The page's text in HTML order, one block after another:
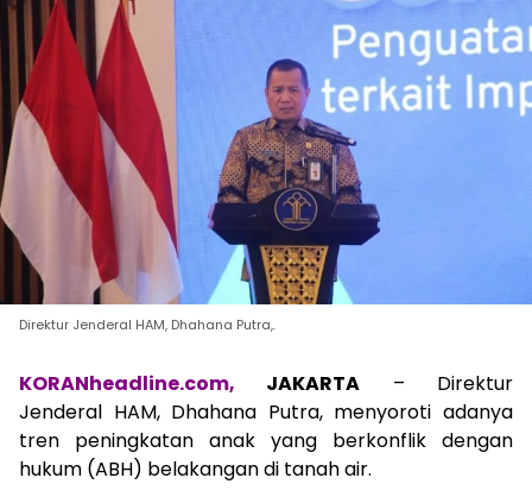
Direktur Jenderal HAM, Dhahana Putra,.
KORANheadline.com, JAKARTA – Direktur
Jenderal HAM, Dhahana Putra, menyoroti adanya
tren peningkatan anak yang berkonflik dengan
hukum (ABH) belakangan di tanah air.